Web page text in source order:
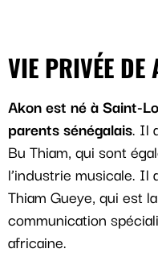
VIE PRIVÉE DE
Akon est né à Saint-
parents sénégalais. Il
Bu Thiam, qui sont
l’industrie musicale.
Thiam Gueye, qui est
communication
africaine.